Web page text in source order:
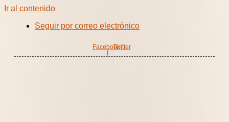
Ir al contenido
Seguir por correo electrónico
Facebook-
f
Twitter